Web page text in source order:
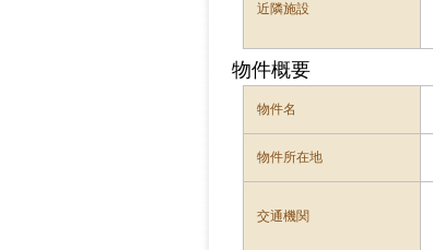
近隣施設
物件概要
物件名
物件所在地
交通機関